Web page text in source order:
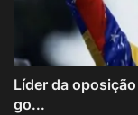
Líder da
go...